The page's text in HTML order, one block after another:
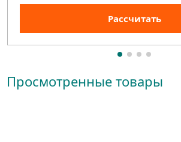
Рассчитать
Просмотренные товары